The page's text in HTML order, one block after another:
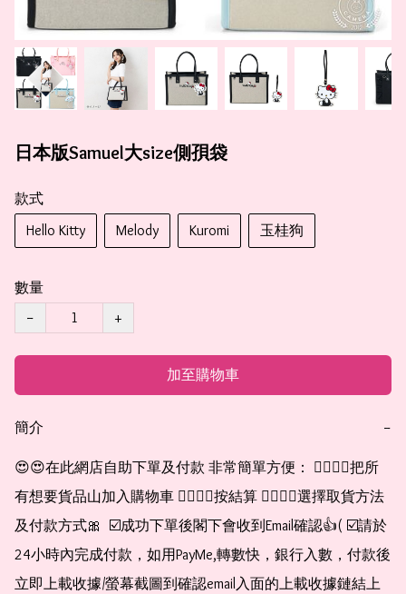
日本版Samuel大size側孭袋
款式
Hello Kitty
Melody Kuromi 玉桂狗
數量
−
+
加至購物車
簡介 −
😍😍在此網店自助下單及付款 非常簡單方便： 👉🏻👉🏻把所
有想要貨品山加入購物車 👉🏻👉🏻按結算 👉🏻👉🏻選擇取貨方法
及付款方式🎀  ☑️成功下單後閣下會收到Email確認👍( ☑️請於
24小時內完成付款，如用PayMe,轉數快，銀行入數，付款後
立即上載收據/螢幕截圖到確認email入面的上載收據鏈結上